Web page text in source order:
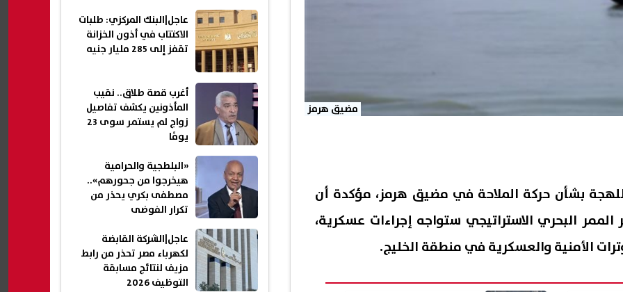
مضيق هرمز
بشأن حركة الملاحة في مضيق هرمز، مؤكدة أن
البحري الاستراتيجي ستواجه إجراءات عسكرية،
الأمنية والعسكرية في منطقة الخليج.
عاجل|البنك المركزي: طلبات
الاكتتاب في أذون الخزانة
تقفز إلى 285 مليار جنيه
أغرب قصة طلاق.. نقيب
المأذونين يكشف تفاصيل
زواج لم يستمر سوى 23
يومًا
«البلطجية والحرامية
هيخرجوا من جحورهم»..
مصطفى بكري يحذر من
تكرار الفوضى
عاجل|الشركة القابضة
لكهرباء مصر تحذر من رابط
مزيف لنتائج مسابقة
التوظيف 2026